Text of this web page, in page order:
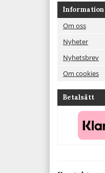
Information
Om oss
Nyheter
Nyhetsbrev
Om cookies
Betalsätt